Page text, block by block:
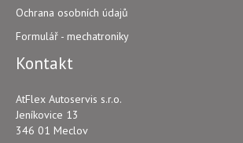
Ochrana osobních údajů
Formulář - mechatroniky
Kontakt
AtFlex Autoservis s.r.o.
Jeníkovice 13
346 01 Meclov